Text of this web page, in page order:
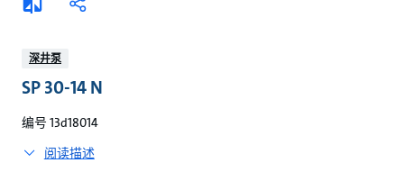
加
较
深井泵
SP 30-14 N
编号 13d18014
阅读描述